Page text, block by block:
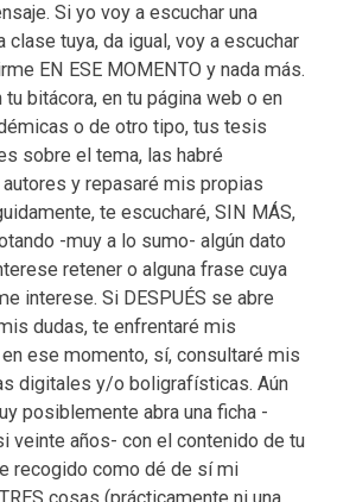
Si yo voy a escuchar una
clase tuya, da igual, voy a escuchar
EN ESE MOMENTO y nada más.
tu bitácora, en tu página web o en
o de otro tipo, tus tesis
sobre el tema, las habré
y repasaré mis propias
te escucharé, SIN MÁS,
-muy a lo sumo- algún dato
retener o alguna frase cuya
interese. Si DESPUÉS se abre
dudas, te enfrentaré mis
ese momento, sí, consultaré mis
digitales y/o boligrafísticas. Aún
posiblemente abra una ficha -
veinte años- con el contenido de tu
recogido como dé de sí mi